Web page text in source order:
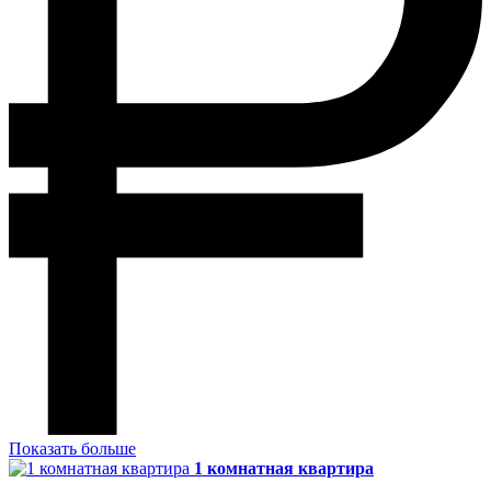
Показать больше
1 комнатная квартира